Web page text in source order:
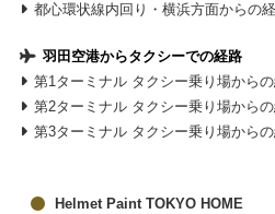
都心環状線内回り・横浜方面からの
羽田空港からタクシーでの経路
第1ターミナル タクシー乗り場から
第2ターミナル タクシー乗り場から
第3ターミナル タクシー乗り場から
Helmet Paint TOKYO HOME